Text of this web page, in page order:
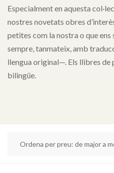
Especialment en aquesta
nostres novetats obres
petites com la nostra o que
sempre, tanmateix, amb
llengua original—. Els llibres de
bilingüe.